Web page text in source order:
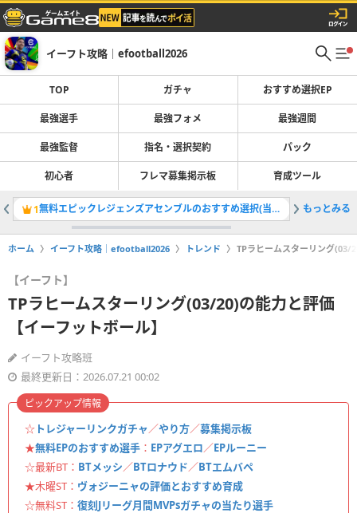
イーフト攻略｜efootball2026
TOP ガチャ おすすめ選択EP
最強選手 最強フォメ 最強週間
最強監督 指名・選択契約 パック
初心者 フレマ募集掲示板 育成ツール
1 無料エピックレジェンズアセンブルのおすすめ選択(当たり)選手ランキングと引き方 2最強選
もっとみる
ホーム イーフト攻略｜efootball2026 トレンド TPラヒームスターリング(03/
【イーフト】
TPラヒームスターリング(03/20)の能力と評価
【イーフットボール】
イーフト攻略班
最終更新日：2026.07.21 00:02
☆ トレジャーリンクガチャ／やり方／募集掲示板
★無料EPのおすすめ選手 ： EPアグエロ／EPルーニー
☆最新BT： BTメッシ／BTロナウド／BTエムバペ
★木曜ST： ヴォジーニャの評価とおすすめ育成
☆無料ST： 復刻Jリーグ月間MVPsガチャの当たり選手
ピックアップ情報